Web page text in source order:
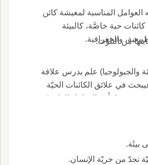
العوامل المناسبة لمعيشة كائن
حية خاصَّة، كالبيئة
والجغرافية.
من التلوّث.
والجيولوجيا) علم يدرس علاقة
فيبحث في علائق الكائنات الحيّة
وخصوصًا تأثير العوامل الطبيعيّة
بيئَة.
تحدّ من حريّة الإنسان.